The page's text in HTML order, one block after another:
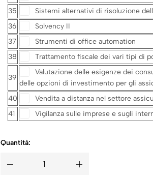
35
Sistemi alternativi di risoluzione
36
Solvency II
37
Strumenti di office automation
38
Trattamento fiscale dei vari tipi di
39
Valutazione delle esigenze dei
delle opzioni di investimento per gli
40 Vendita a distanza nel settore
41
Vigilanza sulle imprese e sugli
Quantità: